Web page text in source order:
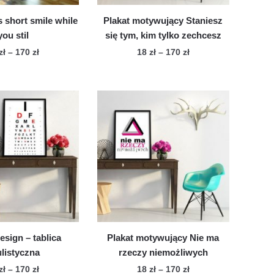
short smile while
stil
– 170złZakres
18 zł
do
170 zł
produkt
ma
wiele
wariantów.
Opcje
można
wybrać
stronie
Plakat motywujący Staniesz
się tym, kim tylko zechcesz
18 zł – 170 złZakres
do
170 zł
produkt
ma
wariantów.
Opcje
można
wybrać
na
stronie
– tablica
– 170złZakres
Plakat motywujący Nie ma
rzeczy niemożliwych
18 zł – 170 złZakres